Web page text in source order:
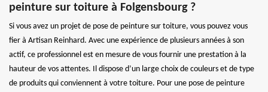
peinture sur toiture à Folgensbourg ?
Si vous avez un projet de pose de peinture sur toiture, vous pouvez vous
fier à Artisan Reinhard. Avec une expérience de plusieurs années à son
actif, ce professionnel est en mesure de vous fournir une prestation à la
hauteur de vos attentes. Il dispose d’un large choix de couleurs et de type
de produits qui conviennent à votre toiture. Pour une pose de peinture